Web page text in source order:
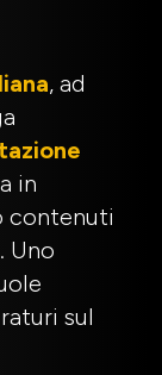
, ad
in
contenuti
Uno
sul